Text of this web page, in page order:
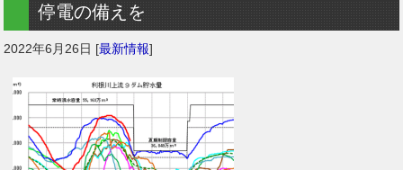
停電の備えを
2022年6月26日 [最新情報]